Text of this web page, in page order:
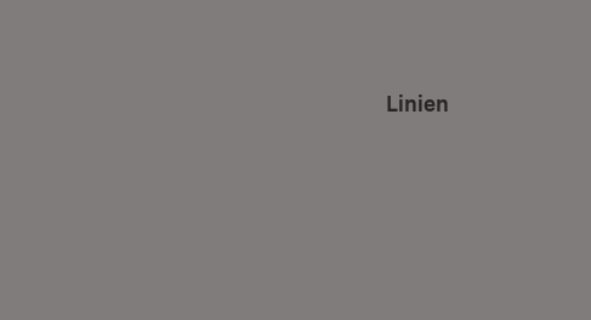
Linien